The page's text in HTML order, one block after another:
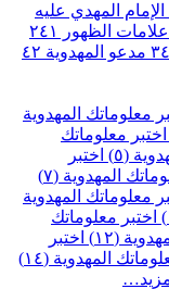
المهدي عليه
علامات الظهور
٢٤١
مدعو المهدوية ٤٢
معلوماتك المهدوية
اختبر معلوماتك
(٥)
اختبر
المهدوية (٧)
معلوماتك المهدوية
اختبر معلوماتك
(١٢)
اختبر
المهدوية (١٤)